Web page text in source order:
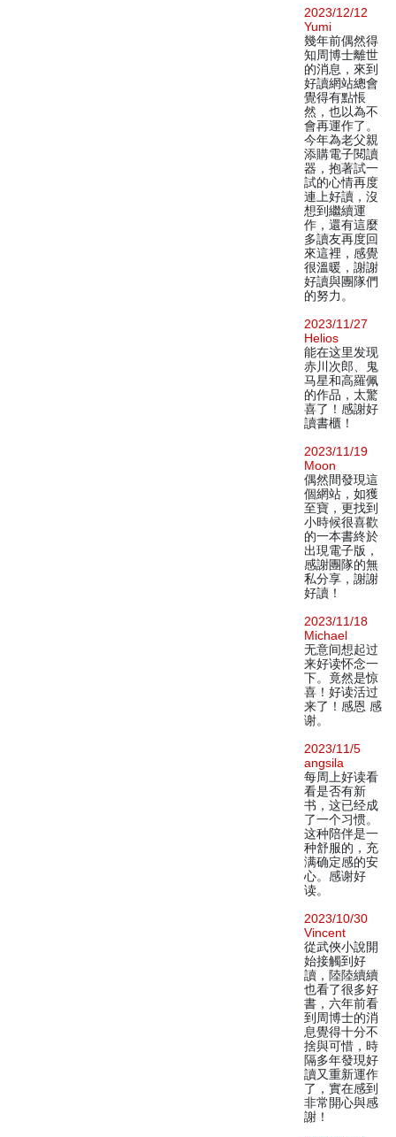
2023/12/12
Yumi
幾年前偶然得
知周博士離世
的消息，來到
好讀網站總會
覺得有點悵
然，也以為不
會再運作了。
今年為老父親
添購電子閱讀
器，抱著試一
試的心情再度
連上好讀，沒
想到繼續運
作，還有這麼
多讀友再度回
來這裡，感覺
很溫暖，謝謝
好讀與團隊們
的努力。
2023/11/27
Helios
能在这里发现
赤川次郎、鬼
马星和高羅佩
的作品，太驚
喜了！感謝好
讀書櫃！
2023/11/19
Moon
偶然間發現這
個網站，如獲
至寶，更找到
小時候很喜歡
的一本書終於
出現電子版，
感謝團隊的無
私分享，謝謝
好讀！
2023/11/18
Michael
无意间想起过
来好读怀念一
下。竟然是惊
喜！好读活过
来了！感恩 感
谢。
2023/11/5
angsila
每周上好读看
看是否有新
书，这已经成
了一个习惯。
这种陪伴是一
种舒服的，充
满确定感的安
心。感谢好
读。
2023/10/30
Vincent
從武俠小說開
始接觸到好
讀，陸陸續續
也看了很多好
書，六年前看
到周博士的消
息覺得十分不
捨與可惜，時
隔多年發現好
讀又重新運作
了，實在感到
非常開心與感
謝！